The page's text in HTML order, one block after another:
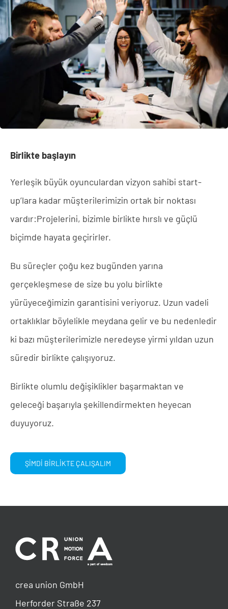
Birlikte başlayın
Yerleşik büyük oyunculardan vizyon sahibi start-
up’lara kadar müşterilerimizin ortak bir noktası
vardır:Projelerini, bizimle birlikte hırslı ve güçlü
biçimde hayata geçirirler.
Bu süreçler çoğu kez bugünden yarına
gerçekleşmese de size bu yolu birlikte
yürüyeceğimizin garantisini veriyoruz. Uzun vadeli
ortaklıklar böylelikle meydana gelir ve bu nedenledir
ki bazı müşterilerimizle neredeyse yirmi yıldan uzun
süredir birlikte çalışıyoruz.
Birlikte olumlu değişiklikler başarmaktan ve
geleceği başarıyla şekillendirmekten heyecan
duyuyoruz.
ŞİMDİ BİRLİKTE ÇALIŞALIM
crea union GmbH
Herforder Straße 237